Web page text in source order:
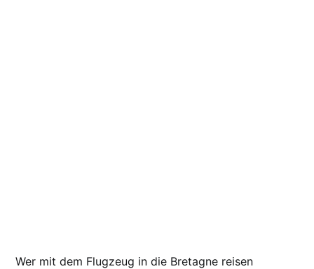
Wer mit dem Flugzeug in die Bretagne reisen